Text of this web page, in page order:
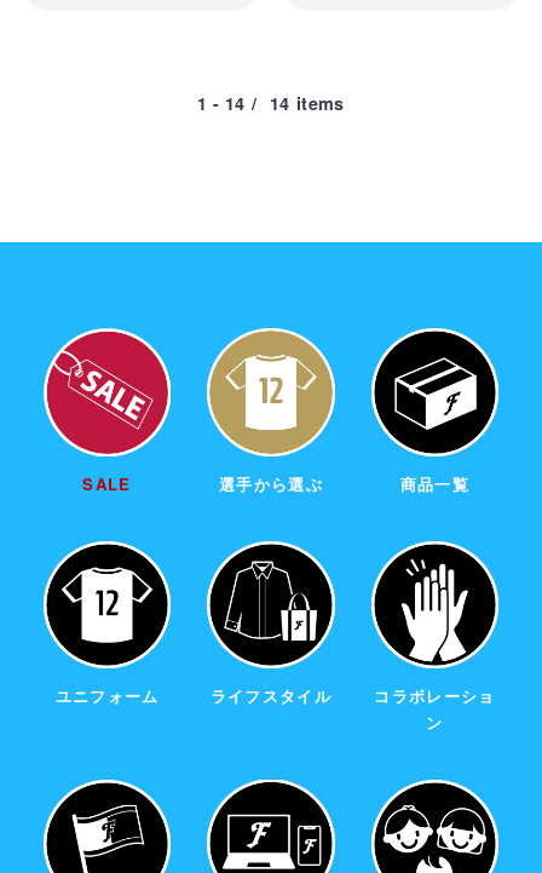
1 - 14 / 14 items
SALE 選手から選ぶ 商品一覧
ユニフォーム ライフスタイル
コラボレーショ
ン